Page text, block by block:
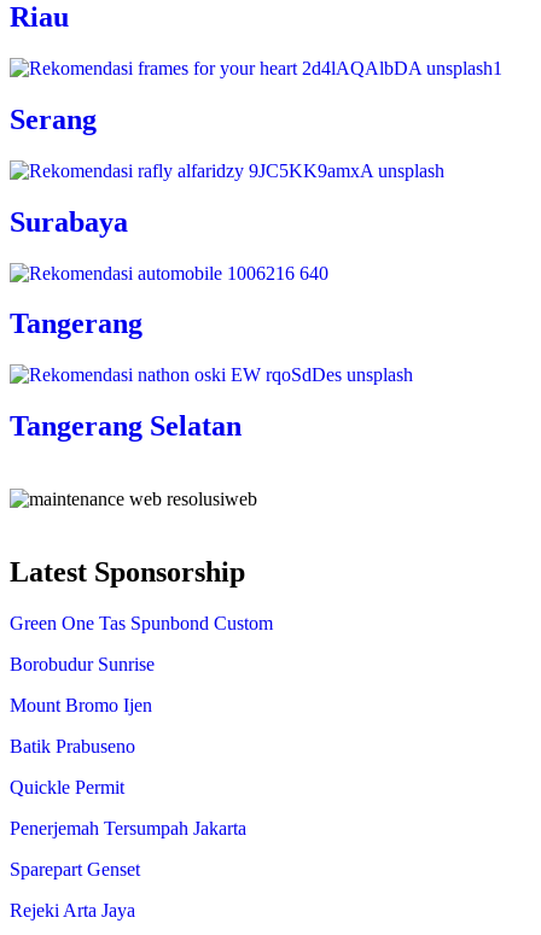
Riau
Serang
Surabaya
Tangerang
Tangerang Selatan
Latest Sponsorship
Green One Tas Spunbond Custom
Borobudur Sunrise
Mount Bromo Ijen
Batik Prabuseno
Quickle Permit
Penerjemah Tersumpah Jakarta
Sparepart Genset
Rejeki Arta Jaya